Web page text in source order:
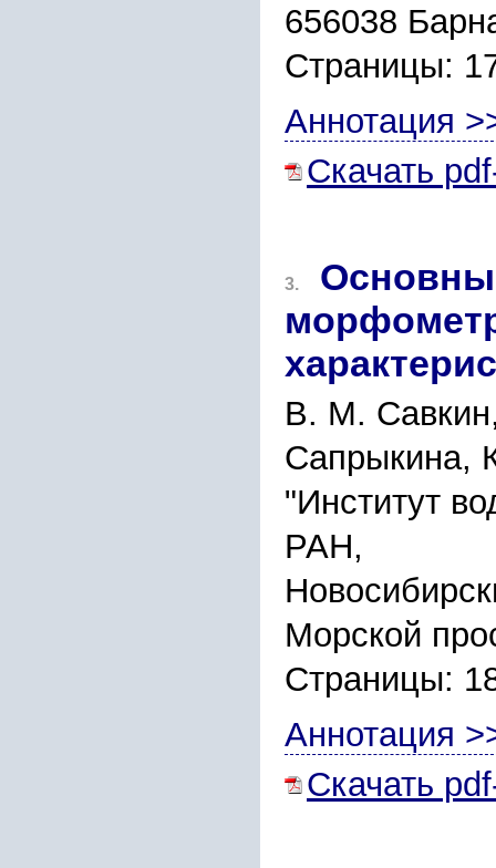
656038
Страницы:
Аннотация
Скачать
3.
В. М.
Сапрыкина,
"Институт
РАН,
Морской
Страницы:
Аннотация
Скачать